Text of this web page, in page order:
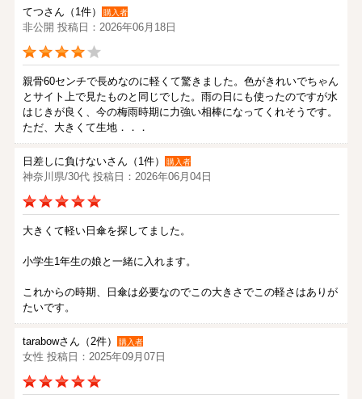
てつさん（1件） 購入者
非公開 投稿日：2026年06月18日
親骨60センチで長めなのに軽くて驚きました。色がきれいでちゃん
とサイト上で見たものと同じでした。雨の日にも使ったのですが水
はじきが良く、今の梅雨時期に力強い相棒になってくれそうです。
ただ、大きくて生地．．．
日差しに負けないさん（1件） 購入者
神奈川県/30代 投稿日：2026年06月04日
大きくて軽い日傘を探してました。
小学生1年生の娘と一緒に入れます。
これからの時期、日傘は必要なのでこの大きさでこの軽さはありが
たいです。
tarabowさん（2件） 購入者
女性 投稿日：2025年09月07日